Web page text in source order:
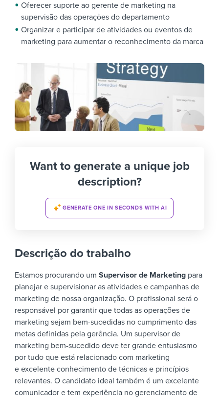
Oferecer suporte ao gerente de marketing na
supervisão das operações do departamento
Organizar e participar de atividades ou eventos de
marketing para aumentar o reconhecimento da marca
Want to generate a unique job
description?
GENERATE ONE IN SECONDS WITH AI
Descrição do trabalho
Estamos procurando um Supervisor de Marketing para
planejar e supervisionar as atividades e campanhas de
marketing de nossa organização. O profissional será o
responsável por garantir que todas as operações de
marketing sejam bem-sucedidas no cumprimento das
metas definidas pela gerência. Um supervisor de
marketing bem-sucedido deve ter grande entusiasmo
por tudo que está relacionado com marketing
e excelente conhecimento de técnicas e princípios
relevantes. O candidato ideal também é um excelente
comunicador e tem experiência no gerenciamento de